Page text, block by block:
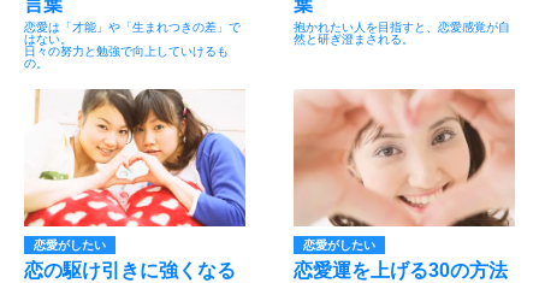
言葉
恋愛は「才能」や「生まれつきの差」で
はない。
日々の努力と勉強で向上していけるも
の。
葉
抱かれたい人を目指すと、恋愛感覚が自
然と研ぎ澄まされる。
恋愛がしたい
恋の駆け引きに強くなる
恋愛がしたい
恋愛運を上げる30の方法